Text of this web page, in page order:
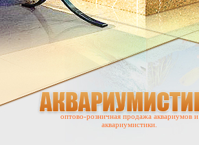
оптово-розничная продажа аквариумов и
аквариумистики.